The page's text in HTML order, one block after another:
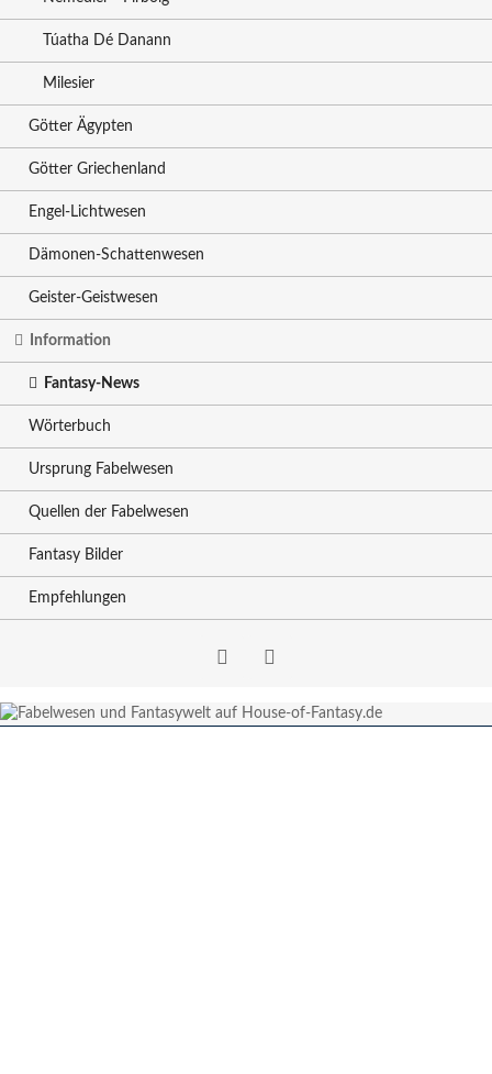
Túatha Dé Danann
Milesier
Götter Ägypten
Götter Griechenland
Engel-Lichtwesen
Dämonen-Schattenwesen
Geister-Geistwesen
Information
Fantasy-News
Wörterbuch
Ursprung Fabelwesen
Quellen der Fabelwesen
Fantasy Bilder
Empfehlungen